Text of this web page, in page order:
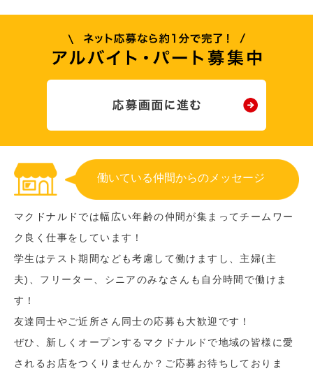
働いている仲間からのメッセージ
マクドナルドでは幅広い年齢の仲間が集まってチームワー
ク良く仕事をしています！
学生はテスト期間なども考慮して働けますし、主婦(主
夫)、フリーター、シニアのみなさんも自分時間で働けま
す！
友達同士やご近所さん同士の応募も大歓迎です！
ぜひ、新しくオープンするマクドナルドで地域の皆様に愛
されるお店をつくりませんか？ご応募お待ちしておりま